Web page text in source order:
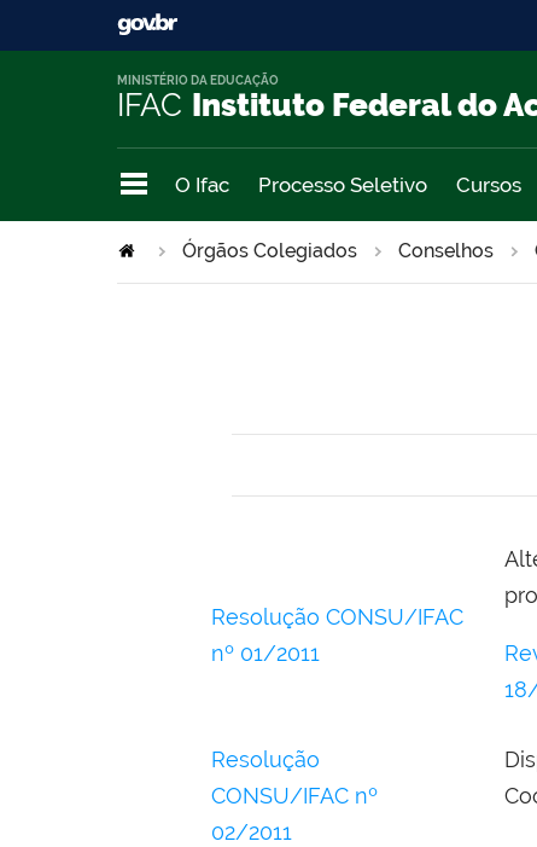
IFAC Instituto Federal do
MINISTÉRIO DA EDUCAÇÃO
O Ifac Processo Seletivo Cursos
Órgãos Colegiados Conselhos
Resolução CONSU/IFAC
nº 01/2011
Resolução
CONSU/IFAC nº
02/2011